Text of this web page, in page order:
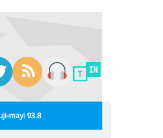
mayi 93.8